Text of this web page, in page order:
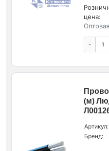
цена:
-
(м)
Артикул:
Бренд: